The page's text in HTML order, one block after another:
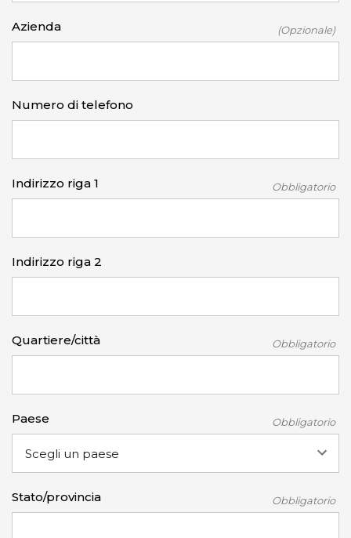
Azienda (Opzionale)
Numero di telefono
Indirizzo riga 1 Obbligatorio
Indirizzo riga 2
Quartiere/città Obbligatorio
Paese Obbligatorio
Stato/provincia Obbligatorio